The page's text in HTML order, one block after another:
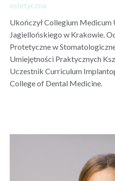
estetyczna
Ukończył Collegium Medicum
Jagiellońskiego w Krakowie.
Protetyczne w
Umiejętności Praktycznych
Uczestnik Curriculum
College of Dental Medicine.